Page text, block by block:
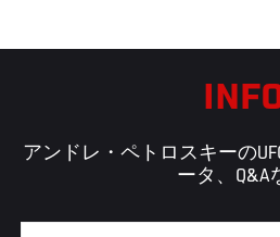
アンドレ・ペトロスキーの
ータ、Q&A